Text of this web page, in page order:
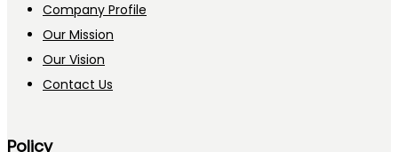
Company Profile
Our Mission
Our Vision
Contact Us
Policy